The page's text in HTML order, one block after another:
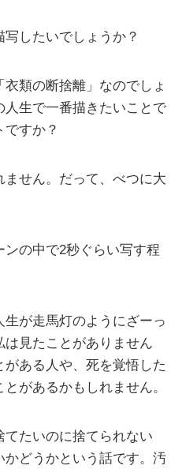
したいでしょうか？
類の断捨離」なのでしょ
生で一番描きたいことで
すか？
せん。だって、べつに大
の中で2秒ぐらい写す程
が走馬灯のようにざーっ
は見たことがありません
ある人や、死を覚悟した
があるかもしれません。
たいのに捨てられない
かどうかという話です。汚